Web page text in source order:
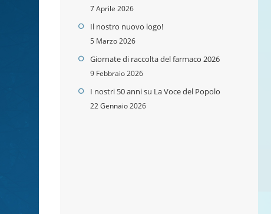
7 Aprile 2026
Il nostro nuovo logo!
5 Marzo 2026
Giornate di raccolta del farmaco 2026
9 Febbraio 2026
I nostri 50 anni su La Voce del Popolo
22 Gennaio 2026